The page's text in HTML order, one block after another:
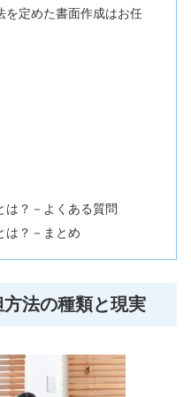
を定めた書面作成はお任
は？－よくある質問
は？－まとめ
法の種類と現実